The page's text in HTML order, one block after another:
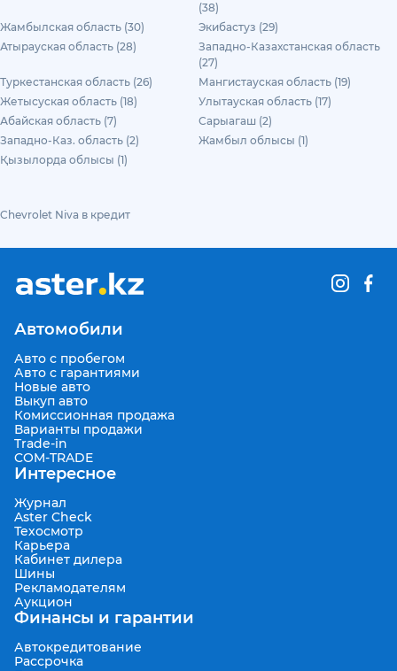
(38)
Жамбылская область (30)
Экибастуз (29)
Атырауская область (28)
Западно-Казахстанская область
(27)
Туркестанская область (26)
Мангистауская область (19)
Жетысуская область (18)
Улытауская область (17)
Абайская область (7)
Сарыагаш (2)
Западно-Каз. область (2)
Жамбыл облысы (1)
Қызылорда облысы (1)
Chevrolet Niva в кредит
Автомобили
Авто с пробегом
Авто с гарантиями
Новые авто
Выкуп авто
Комиссионная продажа
Варианты продажи
Trade-in
COM-TRADE
Интересное
Журнал
Aster Check
Техосмотр
Карьера
Кабинет дилера
Шины
Рекламодателям
Аукцион
Финансы и гарантии
Автокредитование
Рассрочка